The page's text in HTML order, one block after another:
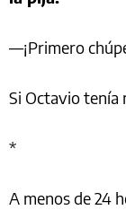
—¡Primero
Si Octavio tenía
*
A menos de 24